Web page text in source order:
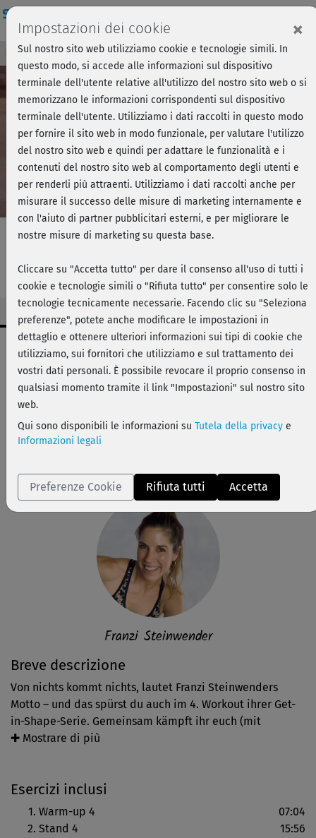
Play
Video
Breve anteprima - Forza, si parte! Accedi
Get in Shape - Workout 4
Breve descrizione
Von nichts kommt nichts, lautet Franzi Steinwenders
Motto – und das spürst du auch im 4. Workout ihrer Get-
in-Shape-Serie. Gemeinsam kämpft ihr euch (mit
Kurzhanteln bewaffnet) kraftvoll durch effektive Übungen
✚ Mostrare di più
Esercizi inclusi
Warm-up 4
07:04
Stand 4
15:56
Dati workout
difficile
47 min
329 kcal
Franzi Steinwender
Handtuch
Franzi Steinwender
Impostazioni dei cookie ×
Sul nostro sito web utilizziamo cookie e tecnologie simili. In
questo modo, si accede alle informazioni sul dispositivo
terminale dell'utente relative all'utilizzo del nostro sito web o si
memorizzano le informazioni corrispondenti sul dispositivo
terminale dell'utente. Utilizziamo i dati raccolti in questo modo
per fornire il sito web in modo funzionale, per valutare l'utilizzo
del nostro sito web e quindi per adattare le funzionalità e i
contenuti del nostro sito web al comportamento degli utenti e
per renderli più attraenti. Utilizziamo i dati raccolti anche per
misurare il successo delle misure di marketing internamente e
con l'aiuto di partner pubblicitari esterni, e per migliorare le
nostre misure di marketing su questa base.
Cliccare su "Accetta tutto" per dare il consenso all'uso di tutti i
cookie e tecnologie simili o "Rifiuta tutto" per consentire solo le
tecnologie tecnicamente necessarie. Facendo clic su "Seleziona
preferenze", potete anche modificare le impostazioni in
dettaglio e ottenere ulteriori informazioni sui tipi di cookie che
utilizziamo, sui fornitori che utilizziamo e sul trattamento dei
vostri dati personali. È possibile revocare il proprio consenso in
qualsiasi momento tramite il link "Impostazioni" sul nostro sito
web.
Qui sono disponibili le informazioni su Tutela della privacy e
Informazioni legali
Preferenze Cookie Rifiuta tutti Accetta